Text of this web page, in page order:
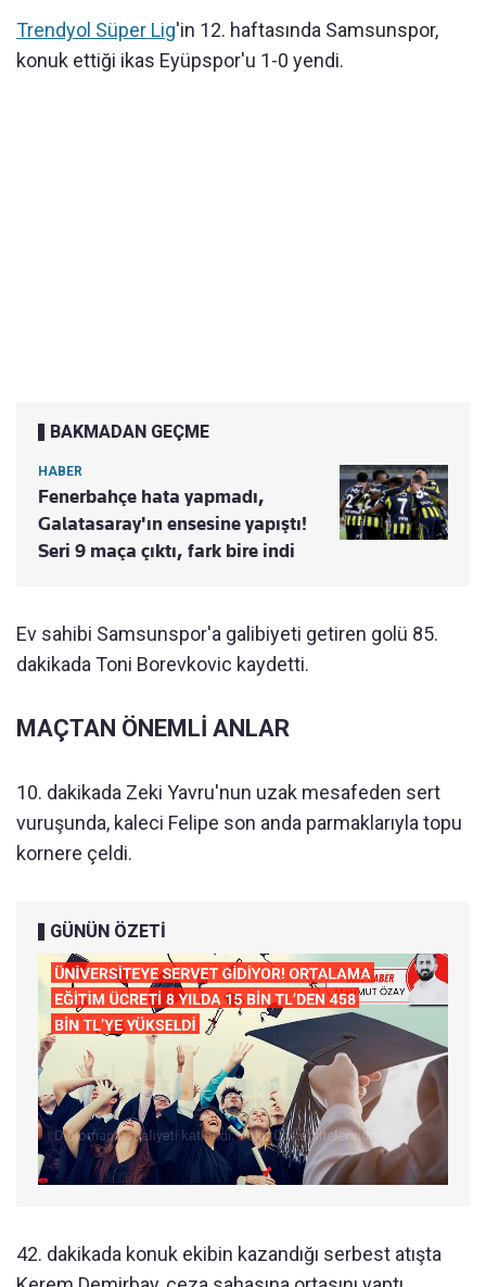
Trendyol Süper Lig'in 12. haftasında Samsunspor,
konuk ettiği ikas Eyüpspor'u 1-0 yendi.
BAKMADAN GEÇME
HABER
Fenerbahçe hata yapmadı,
Galatasaray'ın ensesine yapıştı!
Seri 9 maça çıktı, fark bire indi
Ev sahibi Samsunspor'a galibiyeti getiren golü 85.
dakikada Toni Borevkovic kaydetti.
MAÇTAN ÖNEMLİ ANLAR
10. dakikada Zeki Yavru'nun uzak mesafeden sert
vuruşunda, kaleci Felipe son anda parmaklarıyla topu
kornere çeldi.
GÜNÜN ÖZETİ
42. dakikada konuk ekibin kazandığı serbest atışta